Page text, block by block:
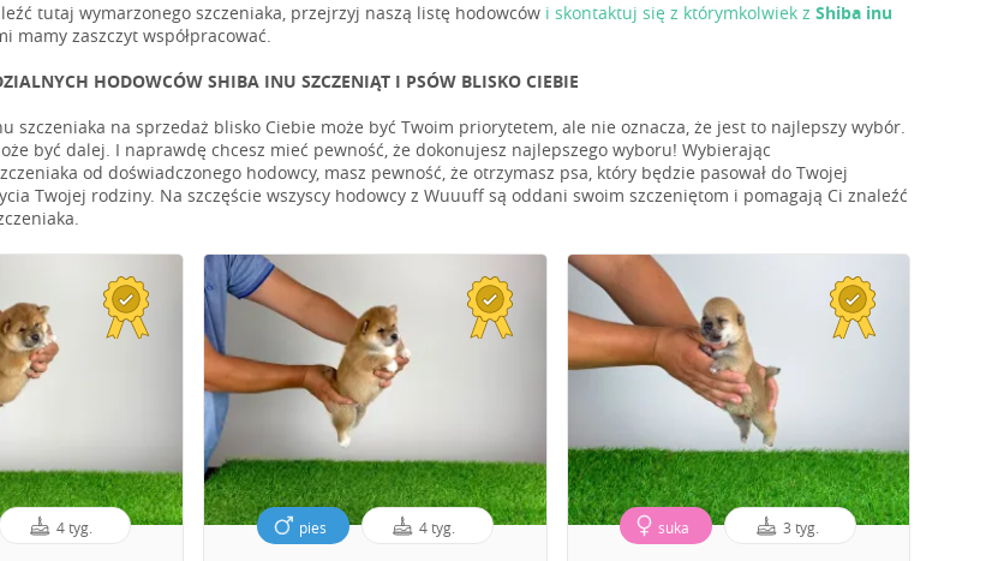
tutaj wymarzonego szczeniaka, przejrzyj naszą listę hodowców i skontaktuj się z którymkolwiek z Shiba inu
mamy zaszczyt współpracować.
HODOWCÓW SHIBA INU SZCZENIĄT I PSÓW BLISKO CIEBIE
szczeniaka na sprzedaż blisko Ciebie może być Twoim priorytetem, ale nie oznacza, że jest to najlepszy wybór.
być dalej. I naprawdę chcesz mieć pewność, że dokonujesz najlepszego wyboru! Wybierając
od doświadczonego hodowcy, masz pewność, że otrzymasz psa, który będzie pasował do Twojej
Twojej rodziny. Na szczęście wszyscy hodowcy z Wuuuff są oddani swoim szczeniętom i pomagają Ci znaleźć
4 tyg. pies 4 tyg. suka 3 tyg.